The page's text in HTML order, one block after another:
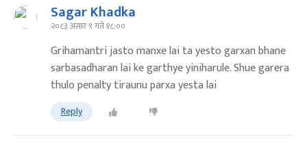
Sagar Khadka
२०८३ असार ९ गते १८:००
Grihamantri jasto manxe lai ta yesto garxan bhane
sarbasadharan lai ke garthye yiniharule. Shue garera
thulo penalty tiraunu parxa yesta lai
Reply